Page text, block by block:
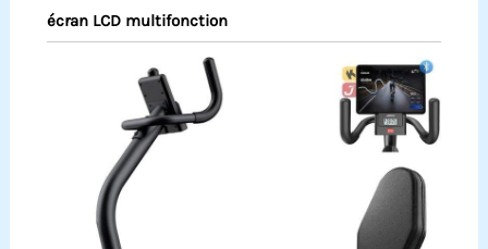
écran LCD multifonction